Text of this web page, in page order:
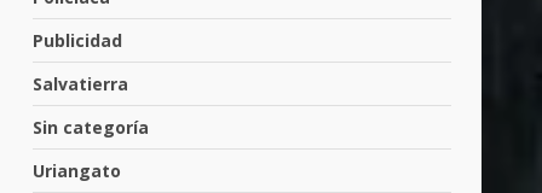
Publicidad
Salvatierra
Sin categoría
Uriangato
6
31 de julio de 2026
7
Emboscada a policías en